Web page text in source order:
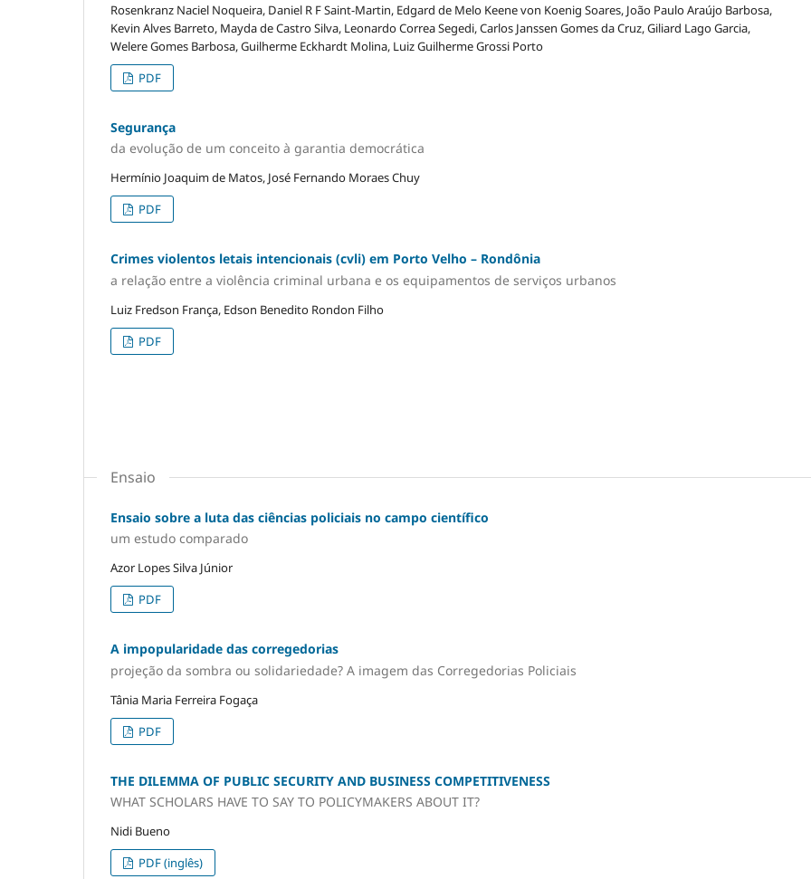
Rosenkranz Naciel Noqueira, Daniel R F Saint-Martin, Edgard de Melo Keene von Koenig Soares, João Paulo Araújo Barbosa,
Kevin Alves Barreto, Mayda de Castro Silva, Leonardo Correa Segedi, Carlos Janssen Gomes da Cruz, Giliard Lago Garcia,
Welere Gomes Barbosa, Guilherme Eckhardt Molina, Luiz Guilherme Grossi Porto
PDF
Segurança
da evolução de um conceito à garantia democrática
Hermínio Joaquim de Matos, José Fernando Moraes Chuy
PDF
Crimes violentos letais intencionais (cvli) em Porto Velho – Rondônia
a relação entre a violência criminal urbana e os equipamentos de serviços urbanos
Luiz Fredson França, Edson Benedito Rondon Filho
PDF
Ensaio
Ensaio sobre a luta das ciências policiais no campo científico
um estudo comparado
Azor Lopes Silva Júnior
PDF
A impopularidade das corregedorias
projeção da sombra ou solidariedade? A imagem das Corregedorias Policiais
Tânia Maria Ferreira Fogaça
PDF
THE DILEMMA OF PUBLIC SECURITY AND BUSINESS COMPETITIVENESS
WHAT SCHOLARS HAVE TO SAY TO POLICYMAKERS ABOUT IT?
Nidi Bueno
PDF (inglês)